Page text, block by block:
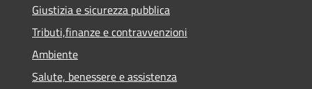
Giustizia e sicurezza pubblica
Tributi,finanze e contravvenzioni
Ambiente
Salute, benessere e assistenza